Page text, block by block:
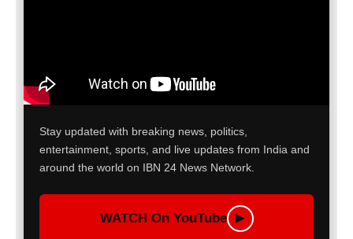
Stay updated with breaking news, politics,
entertainment, sports, and live updates from India and
around the world on IBN 24 News Network.
WATCH On YouTube ▶